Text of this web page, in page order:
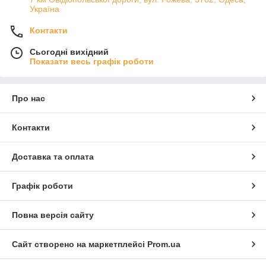
Україна
Контакти
Сьогодні вихідний
Показати весь графік роботи
Про нас
Контакти
Доставка та оплата
Графік роботи
Повна версія сайту
Сайт створено на маркетплейсі Prom.ua